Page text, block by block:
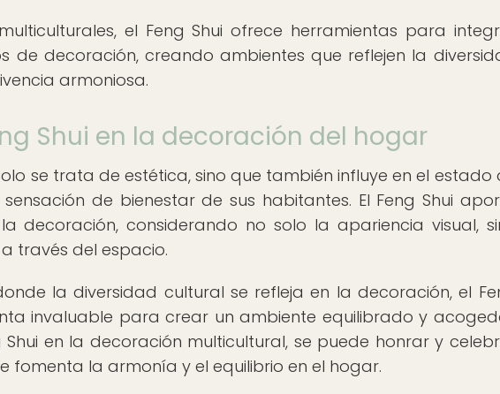
el Feng Shui ofrece herramientas para
de decoración, creando ambientes que reflejen la
armoniosa.
Shui en la decoración del hogar
se trata de estética, sino que también influye en el estado
de bienestar de sus habitantes. El Feng Shui
decoración, considerando no solo la apariencia visual,
través del espacio.
la diversidad cultural se refleja en la decoración, el
invaluable para crear un ambiente equilibrado y
en la decoración multicultural, se puede honrar y
fomenta la armonía y el equilibrio en el hogar.